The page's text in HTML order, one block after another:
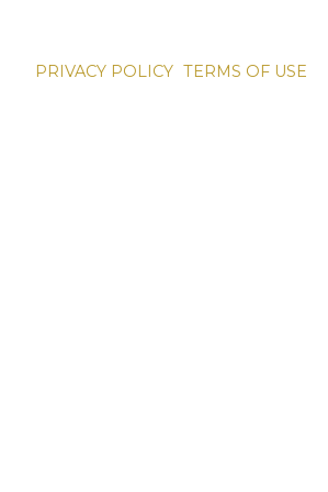
PRIVACY POLICY TERMS OF USE